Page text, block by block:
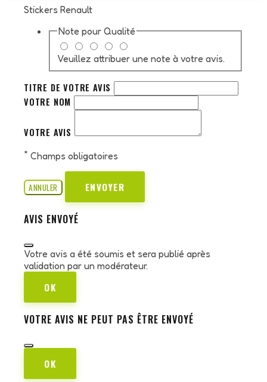
Stickers Renault
Note pour Qualité
Veuillez attribuer une note à votre avis.
TITRE DE VOTRE AVIS
VOTRE NOM
VOTRE AVIS
* Champs obligatoires
ANNULER ENVOYER
AVIS ENVOYÉ
Votre avis a été soumis et sera publié après
validation par un modérateur.
OK
VOTRE AVIS NE PEUT PAS ÊTRE ENVOYÉ
OK